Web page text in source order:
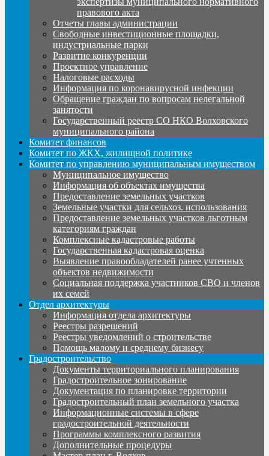
правового акта
Отчеты главы администрации
Свободные инвестиционные площадки,
индустриальные парки
Развитие конкуренции
Проектное управление
Налоговые расходы
Информация по коронавирусной инфекции
Обращение граждан по вопросам нелегальной
занятости
Государственный реестр СО НКО Волховского
муниципального района
Комитет финансов
Комитет по ЖКХ, жилищной политике
Комитет по управлению муниципальным имуществом
Муниципальное имущество
Информация об объектах имущества
Предоставление земельных участков
Земельные участки для сельхоз. использования
Предоставление земельных участков льготным
категориям граждан
Комплексные кадастровые работы
Государственная кадастровая оценка
Выявление правообладателей ранее учтенных
объектов недвижимости
Социальная поддержка участников СВО и членов
их семей
Отдел архитектуры
Информация отдела архитектуры
Реестры разрешений
Реестры уведомлений о строительстве
Помощь малому и среднему бизнесу
Градостроительство
Документы территориального планирования
Градостроительное зонирование
Документация по планировке территории
Градостроительный план земельного участка
Информационные системы в сфере
градостроительной деятельности
Программы комплексного развития
Дополнительные процедуры